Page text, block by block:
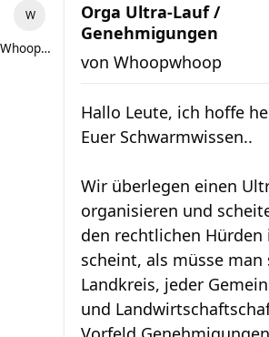
Whoopwhoop
Orga Ultra-Lauf /
Genehmigungen
von Whoopwhoop
Hallo Leute, ich hoffe
Euer Schwarmwissen..
Wir überlegen einen
organisieren und
den rechtlichen Hürden
scheint, als müsse man
Landkreis, jeder
und